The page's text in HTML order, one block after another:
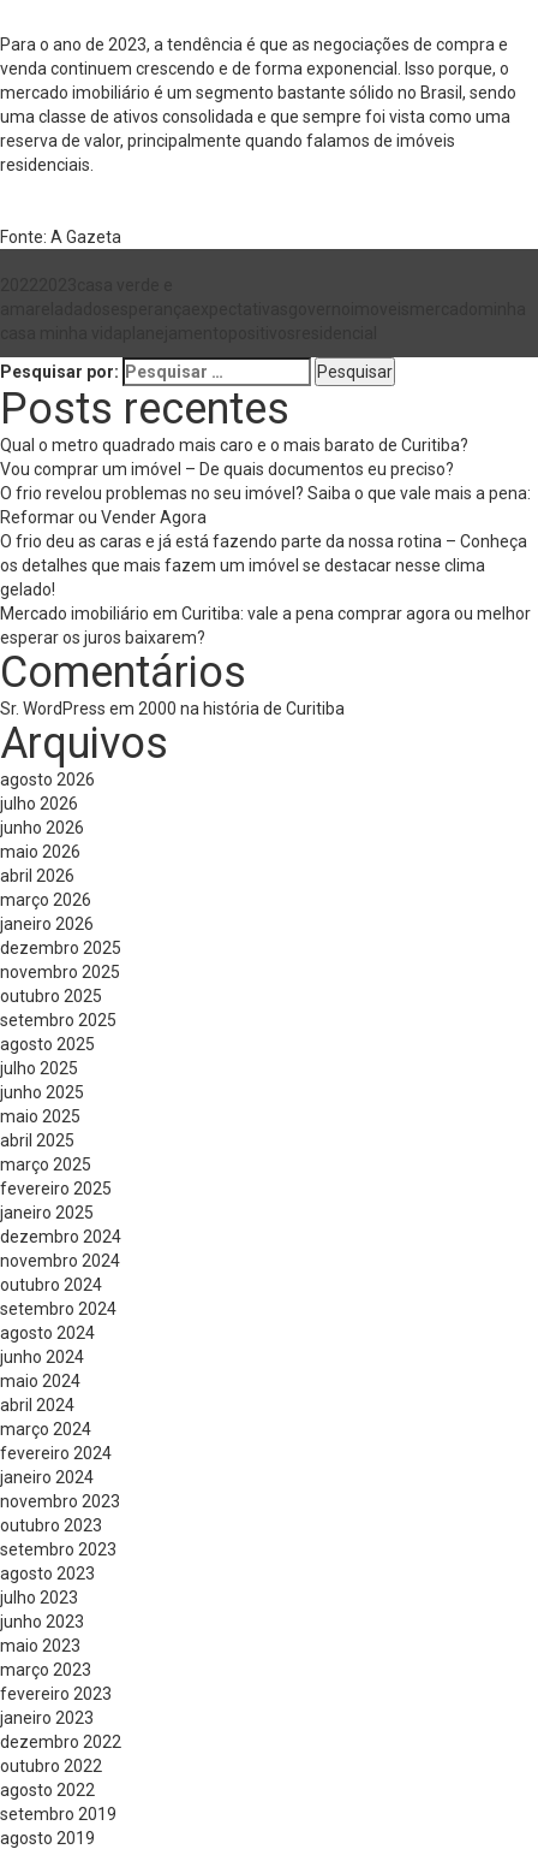
Para o ano de 2023, a tendência é que as negociações de compra e
venda continuem crescendo e de forma exponencial. Isso porque, o
mercado imobiliário é um segmento bastante sólido no Brasil, sendo
uma classe de ativos consolidada e que sempre foi vista como uma
reserva de valor, principalmente quando falamos de imóveis
residenciais.
Fonte: A Gazeta
Pesquisar por:
Posts recentes
Qual o metro quadrado mais caro e o mais barato de Curitiba?
Vou comprar um imóvel – De quais documentos eu preciso?
O frio revelou problemas no seu imóvel? Saiba o que vale mais a pena:
Reformar ou Vender Agora
O frio deu as caras e já está fazendo parte da nossa rotina – Conheça
os detalhes que mais fazem um imóvel se destacar nesse clima
gelado!
Mercado imobiliário em Curitiba: vale a pena comprar agora ou melhor
esperar os juros baixarem?
Comentários
Sr. WordPress em 2000 na história de Curitiba
Arquivos
agosto 2026
julho 2026
junho 2026
maio 2026
abril 2026
março 2026
janeiro 2026
dezembro 2025
novembro 2025
outubro 2025
setembro 2025
agosto 2025
julho 2025
junho 2025
maio 2025
abril 2025
março 2025
fevereiro 2025
janeiro 2025
dezembro 2024
novembro 2024
outubro 2024
setembro 2024
agosto 2024
junho 2024
maio 2024
abril 2024
março 2024
fevereiro 2024
janeiro 2024
novembro 2023
outubro 2023
setembro 2023
agosto 2023
julho 2023
junho 2023
maio 2023
março 2023
fevereiro 2023
janeiro 2023
dezembro 2022
outubro 2022
agosto 2022
setembro 2019
agosto 2019